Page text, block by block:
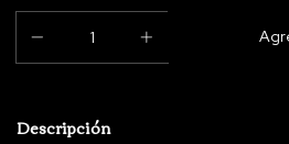
Descripción